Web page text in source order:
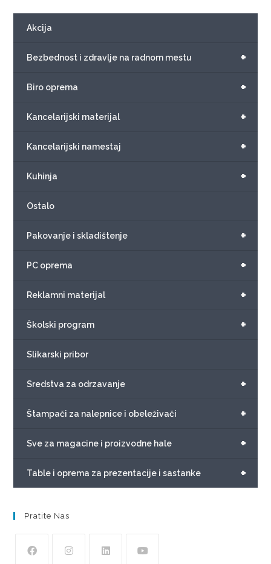
Akcija
+
Bezbednost i zdravlje na radnom mestu
+
Biro oprema
+
Kancelarijski materijal
+
Kancelarijski namestaj
+
Kuhinja
Ostalo
+
Pakovanje i skladištenje
+
PC oprema
+
Reklamni materijal
+
Školski program
Slikarski pribor
+
Sredstva za odrzavanje
+
Štampači za nalepnice i obeleživači
+
Sve za magacine i proizvodne hale
+
Table i oprema za prezentacije i sastanke
Pratite Nas